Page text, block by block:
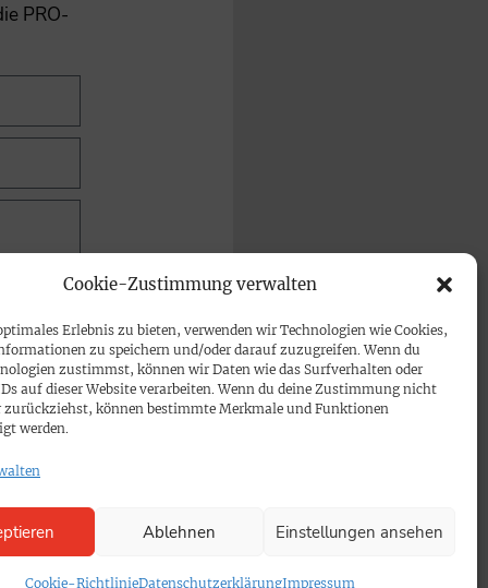
Cookie-Zustimmung verwalten
Erlebnis zu bieten, verwenden wir Technologien wie Cookies,
zu speichern und/oder darauf zuzugreifen. Wenn du
zustimmst, können wir Daten wie das Surfverhalten oder
auf dieser Website verarbeiten. Wenn du deine Zustimmung nicht
zurückziehst, können bestimmte Merkmale und Funktionen
werden.
Ablehnen Einstellungen ansehen
Cookie-RichtlinieDatenschutzerklärungImpressum
PRO-